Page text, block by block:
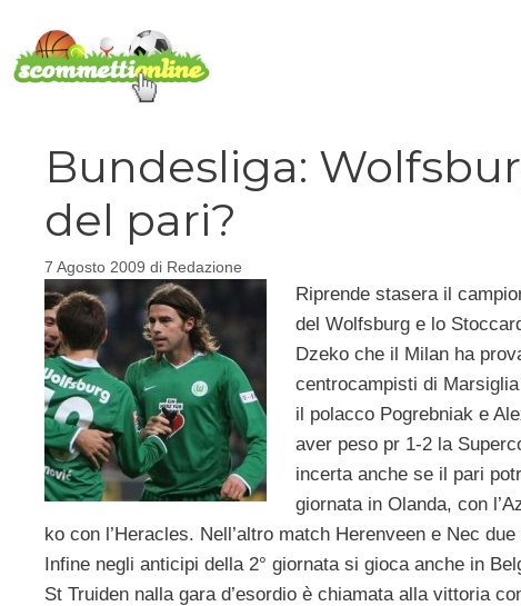
contenuto
Bundesliga:
del pari?
7 Agosto 2009 di Redazione
Riprende stasera il
del Wolfsburg e lo
Dzeko che il Milan ha
centrocampisti di
il polacco Pogrebniak e
aver peso pr 1-2 la
incerta anche se il pari
giornata in Olanda, con
ko con l’Heracles. Nell’altro match Herenveen e Nec
Infine negli anticipi della 2° giornata si gioca anche in
St Truiden nalla gara d’esordio è chiamata alla vittoria